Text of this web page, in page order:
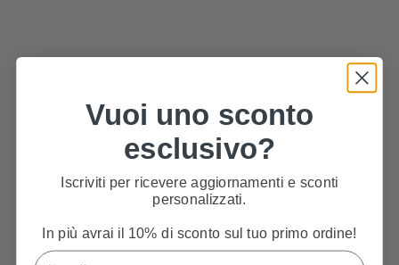
Vuoi uno sconto
esclusivo?
Iscriviti per ricevere aggiornamenti e sconti
personalizzati.
In più avrai il 10% di sconto sul tuo primo ordine!
Email